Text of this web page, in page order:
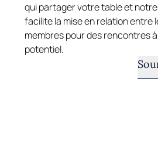
qui partager votre table et
facilite la mise en relation entre
membres pour des rencontres
potentiel.